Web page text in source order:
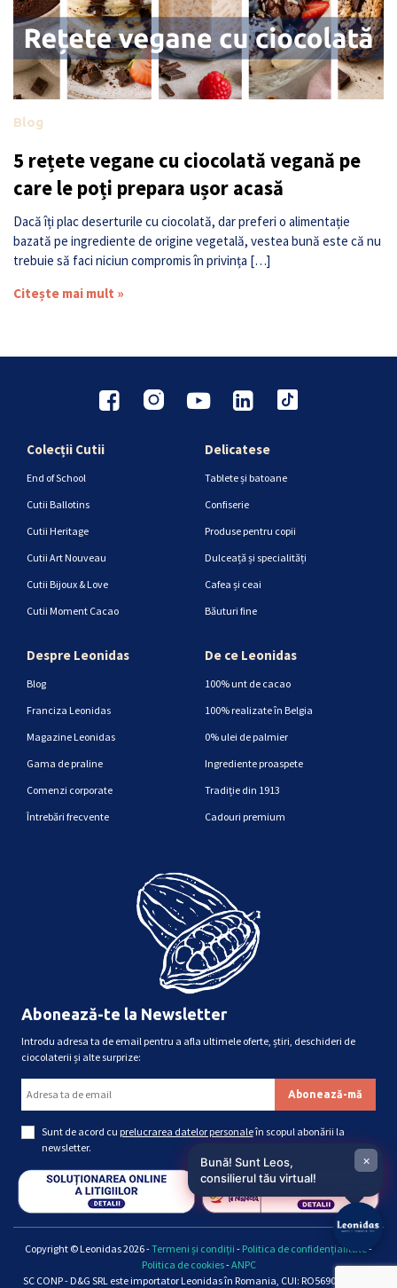
Blog
5 rețete vegane cu ciocolată vegană pe
care le poți prepara ușor acasă
Dacă îți plac deserturile cu ciocolată, dar preferi o alimentație
bazată pe ingrediente de origine vegetală, vestea bună este că nu
trebuie să faci niciun compromis în privința […]
Citește mai mult »
Colecții Cutii
End of School
Cutii Ballotins
Cutii Heritage
Cutii Art Nouveau
Cutii Bijoux & Love
Cutii Moment Cacao
Delicatese
Tablete și batoane
Confiserie
Produse pentru copii
Dulceață și specialități
Cafea și ceai
Băuturi fine
Despre Leonidas
Blog
Franciza Leonidas
Magazine Leonidas
Gama de praline
Comenzi corporate
Întrebări frecvente
De ce Leonidas
100% unt de cacao
100% realizate în Belgia
0% ulei de palmier
Ingrediente proaspete
Tradiție din 1913
Cadouri premium
Abonează-te la Newsletter
Introdu adresa ta de email pentru a afla ultimele oferte, știri, deschideri de
ciocolaterii și alte surprize:
Sunt de acord cu prelucrarea datelor personaleîn scopul abonării la
newsletter.
Copyright © Leonidas 2026 -Termeni și condiții - Politica de confidențialitate -
Politica de cookies-ANPC
SC CONP - D&G SRL este importator Leonidas în Romania, CUI: RO5690661, Reg.
Bună! Sunt Leos,
consilierul tău virtual!
×